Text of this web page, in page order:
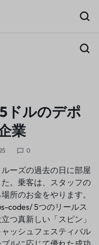
ドルのデポ
業
0
ーズの過去の日に部屋
。乗客は、スタッフの
所のお金をやります。
codes/5つのリールス
つ真新しい「スピン」
ッシュフェスティバル